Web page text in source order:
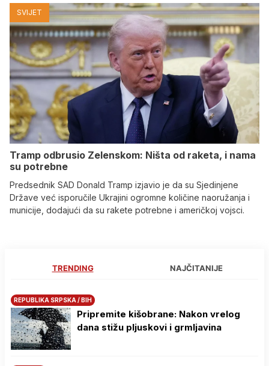
SVIJET
Tramp odbrusio Zelenskom: Ništa od raketa, i nama
su potrebne
Predsednik SAD Donald Tramp izjavio je da su Sjedinjene
Države već isporučile Ukrajini ogromne količine naoružanja i
municije, dodajući da su rakete potrebne i američkoj vojsci.
TRENDING NAJČITANIJE
REPUBLIKA SRPSKA / BIH
Pripremite kišobrane: Nakon vrelog
dana stižu pljuskovi i grmljavina